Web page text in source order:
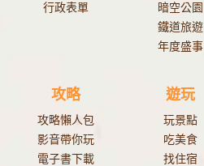
行政表單
暗空公園
鐵道旅遊
年度盛事
攻略
攻略懶人包
影音帶你玩
電子書下載
遊玩
玩景點
吃美食
找住宿